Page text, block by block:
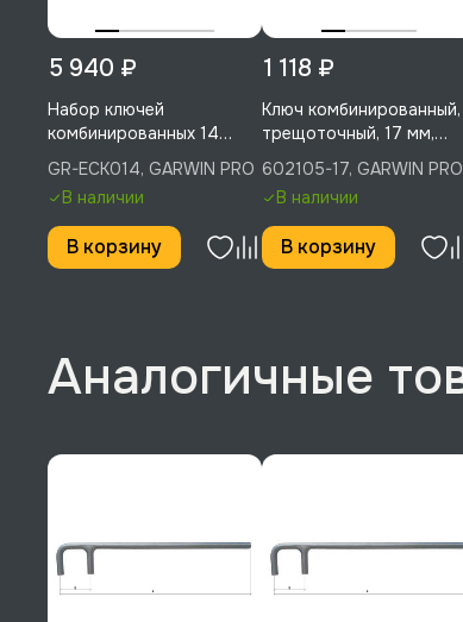
5 940 ₽
Набор ключей
комбинированных 14
предметов 10-32 мм,
GARWIN PRO, GR-ECK014
GR-ECK014, GARWIN PRO
В наличии
В корзину
1 118 ₽
Ключ комбинированный,
трещоточный, 17 мм,
GARWIN PRO, 602105-17
602105-17, GARWIN PRO
В наличии
В корзину